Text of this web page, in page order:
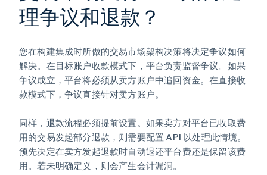
理争议和退款？
您在构建集成时所做的交易市场架构决策将决定争议如何
解决。在目标账户收款模式下，平台负责监督争议。如果
争议成立，平台将必须从卖方账户中追回资金。在直接收
款模式下，争议直接针对卖方账户。
同样，退款流程必须提前设置。如果卖方对平台已收取费
用的交易发起部分退款，则需要配置 API 以处理此情境。
预先决定在卖方发起退款时自动退还平台费还是保留该费
用。若未明确定义，则会产生会计漏洞。